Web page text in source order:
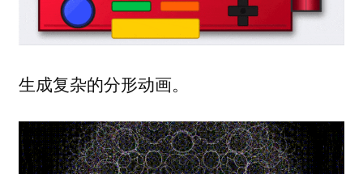
生成复杂的分形动画。